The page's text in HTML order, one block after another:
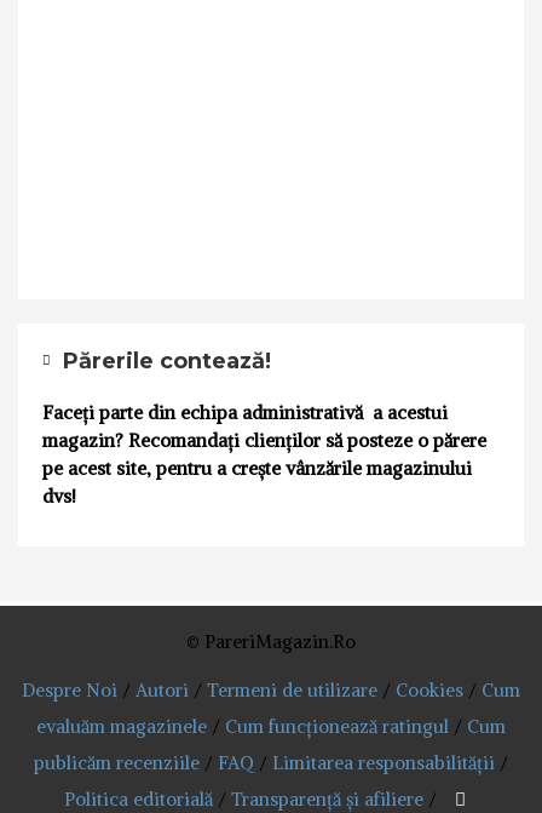
Părerile contează!
Faceți parte din echipa administrativă a acestui
magazin? Recomandați clienților să posteze o părere
pe acest site, pentru a crește vânzările magazinului
dvs!
© PareriMagazin.Ro
Despre Noi / Autori / Termeni de utilizare / Cookies / Cum
evaluăm magazinele / Cum funcționează ratingul / Cum
publicăm recenziile / FAQ / Limitarea responsabilității /
Politica editorială / Transparență și afiliere /